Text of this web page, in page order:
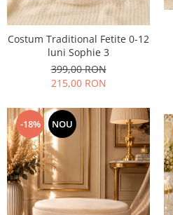
Costum Traditional Fetite 0-12
luni Sophie 3
399,00 RON
215,00 RON
-18% NOU